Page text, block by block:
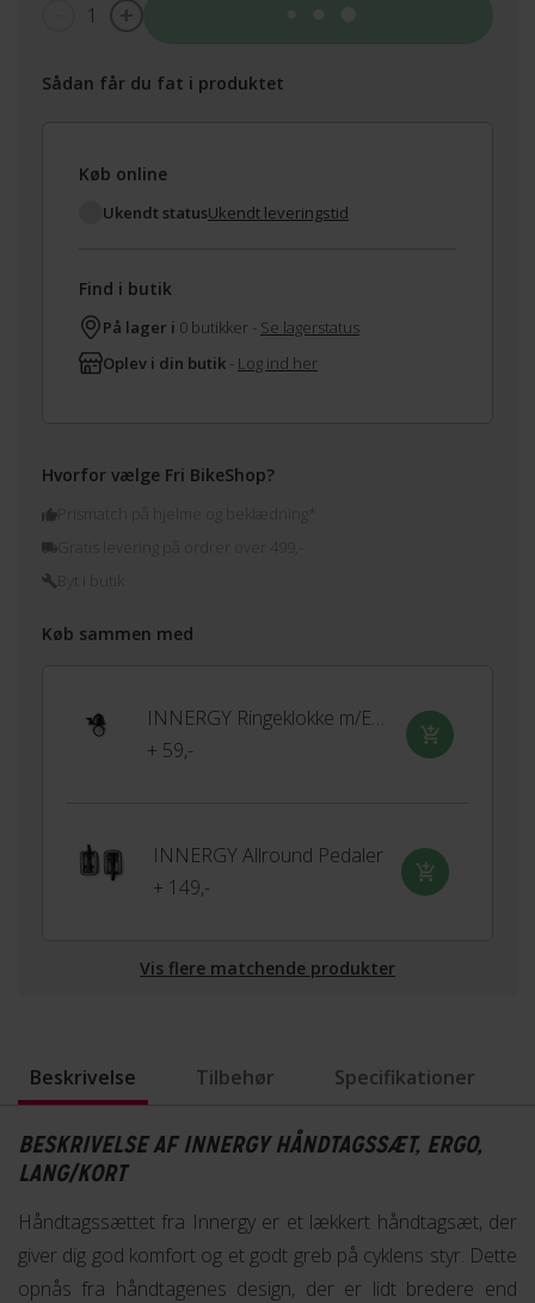
1
Sådan får du fat i produktet
Køb online
Ukendt statusUkendt leveringstid
Find i butik
På lager i 0 butikker - Se lagerstatus
Oplev i din butik - Log ind her
Hvorfor vælge Fri BikeShop?
Prismatch på hjelme og beklædning*
Køb sammen med
INNERGY Ringeklokke m/EasyFix
+ 59,-
INNERGY Allround Pedaler
+ 149,-
Vis flere matchende produkter
Beskrivelse Tilbehør Specifikationer
BESKRIVELSE AF INNERGY HÅNDTAGSSÆT, ERGO,
LANG/KORT
Håndtagssættet fra Innergy er et lækkert håndtagsæt, der
giver dig god komfort og et godt greb på cyklens styr. Dette
opnås fra håndtagenes design, der er lidt bredere end